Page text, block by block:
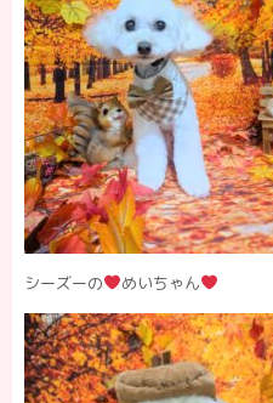
シーズーの めいちゃん